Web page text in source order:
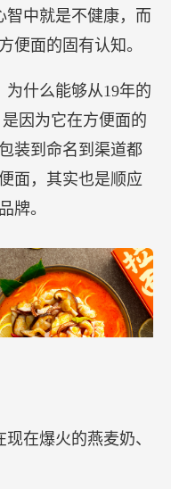
智中就是不健康，而
便面的固有认知。
什么能够从19年的
因为它在方便面的
装到命名到渠道都
面，其实也是顺应
牌。
在爆火的燕麦奶、